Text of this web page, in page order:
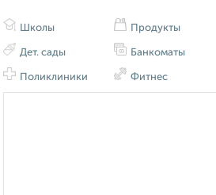
Школы
Дет. сады
Поликлиники
Продукты
Банкоматы
Фитнес